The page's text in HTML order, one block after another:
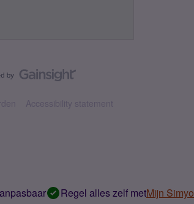
Accessibility statement
Regel alles zelf metMijn Simyo